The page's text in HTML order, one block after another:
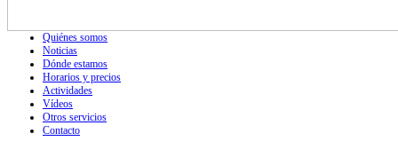
Quiénes somos
Noticias
Dónde estamos
Horarios y precios
Actividades
Vídeos
Otros servicios
Contacto